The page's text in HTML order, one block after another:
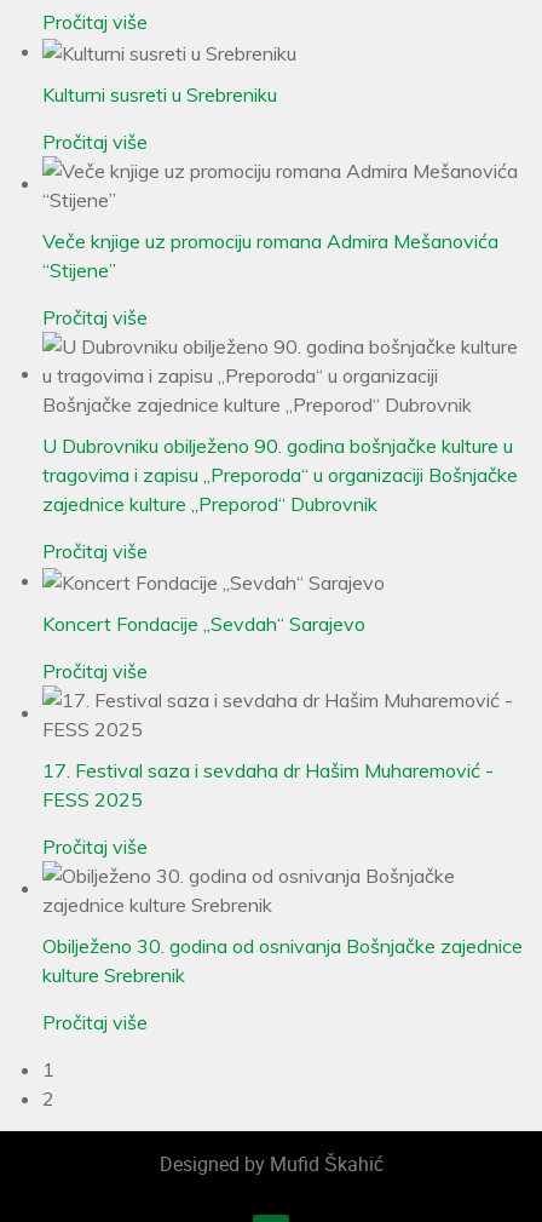
Pročitaj više
Kulturni susreti u Srebreniku
Pročitaj više
Veče knjige uz promociju romana Admira Mešanovića
“Stijene”
Pročitaj više
U Dubrovniku obilježeno 90. godina bošnjačke kulture u
tragovima i zapisu „Preporoda“ u organizaciji Bošnjačke
zajednice kulture „Preporod“ Dubrovnik
Pročitaj više
Koncert Fondacije „Sevdah“ Sarajevo
Pročitaj više
17. Festival saza i sevdaha dr Hašim Muharemović -
FESS 2025
Pročitaj više
Obilježeno 30. godina od osnivanja Bošnjačke zajednice
kulture Srebrenik
Pročitaj više
1
2
Designed by Mufid Škahić